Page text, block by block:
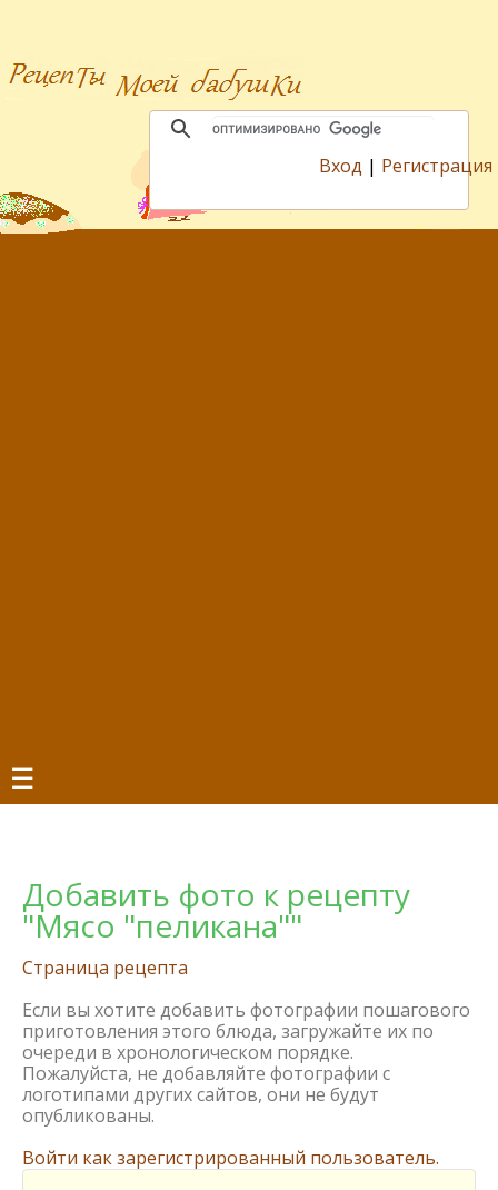
Вход | Регистрация
☰
Добавить фото к рецепту
"Мясо "пеликана""
Страница рецепта
Если вы хотите добавить фотографии пошагового
приготовления этого блюда, загружайте их по
очереди в хронологическом порядке.
Пожалуйста, не добавляйте фотографии с
логотипами других сайтов, они не будут
опубликованы.
Войти как зарегистрированный пользователь.